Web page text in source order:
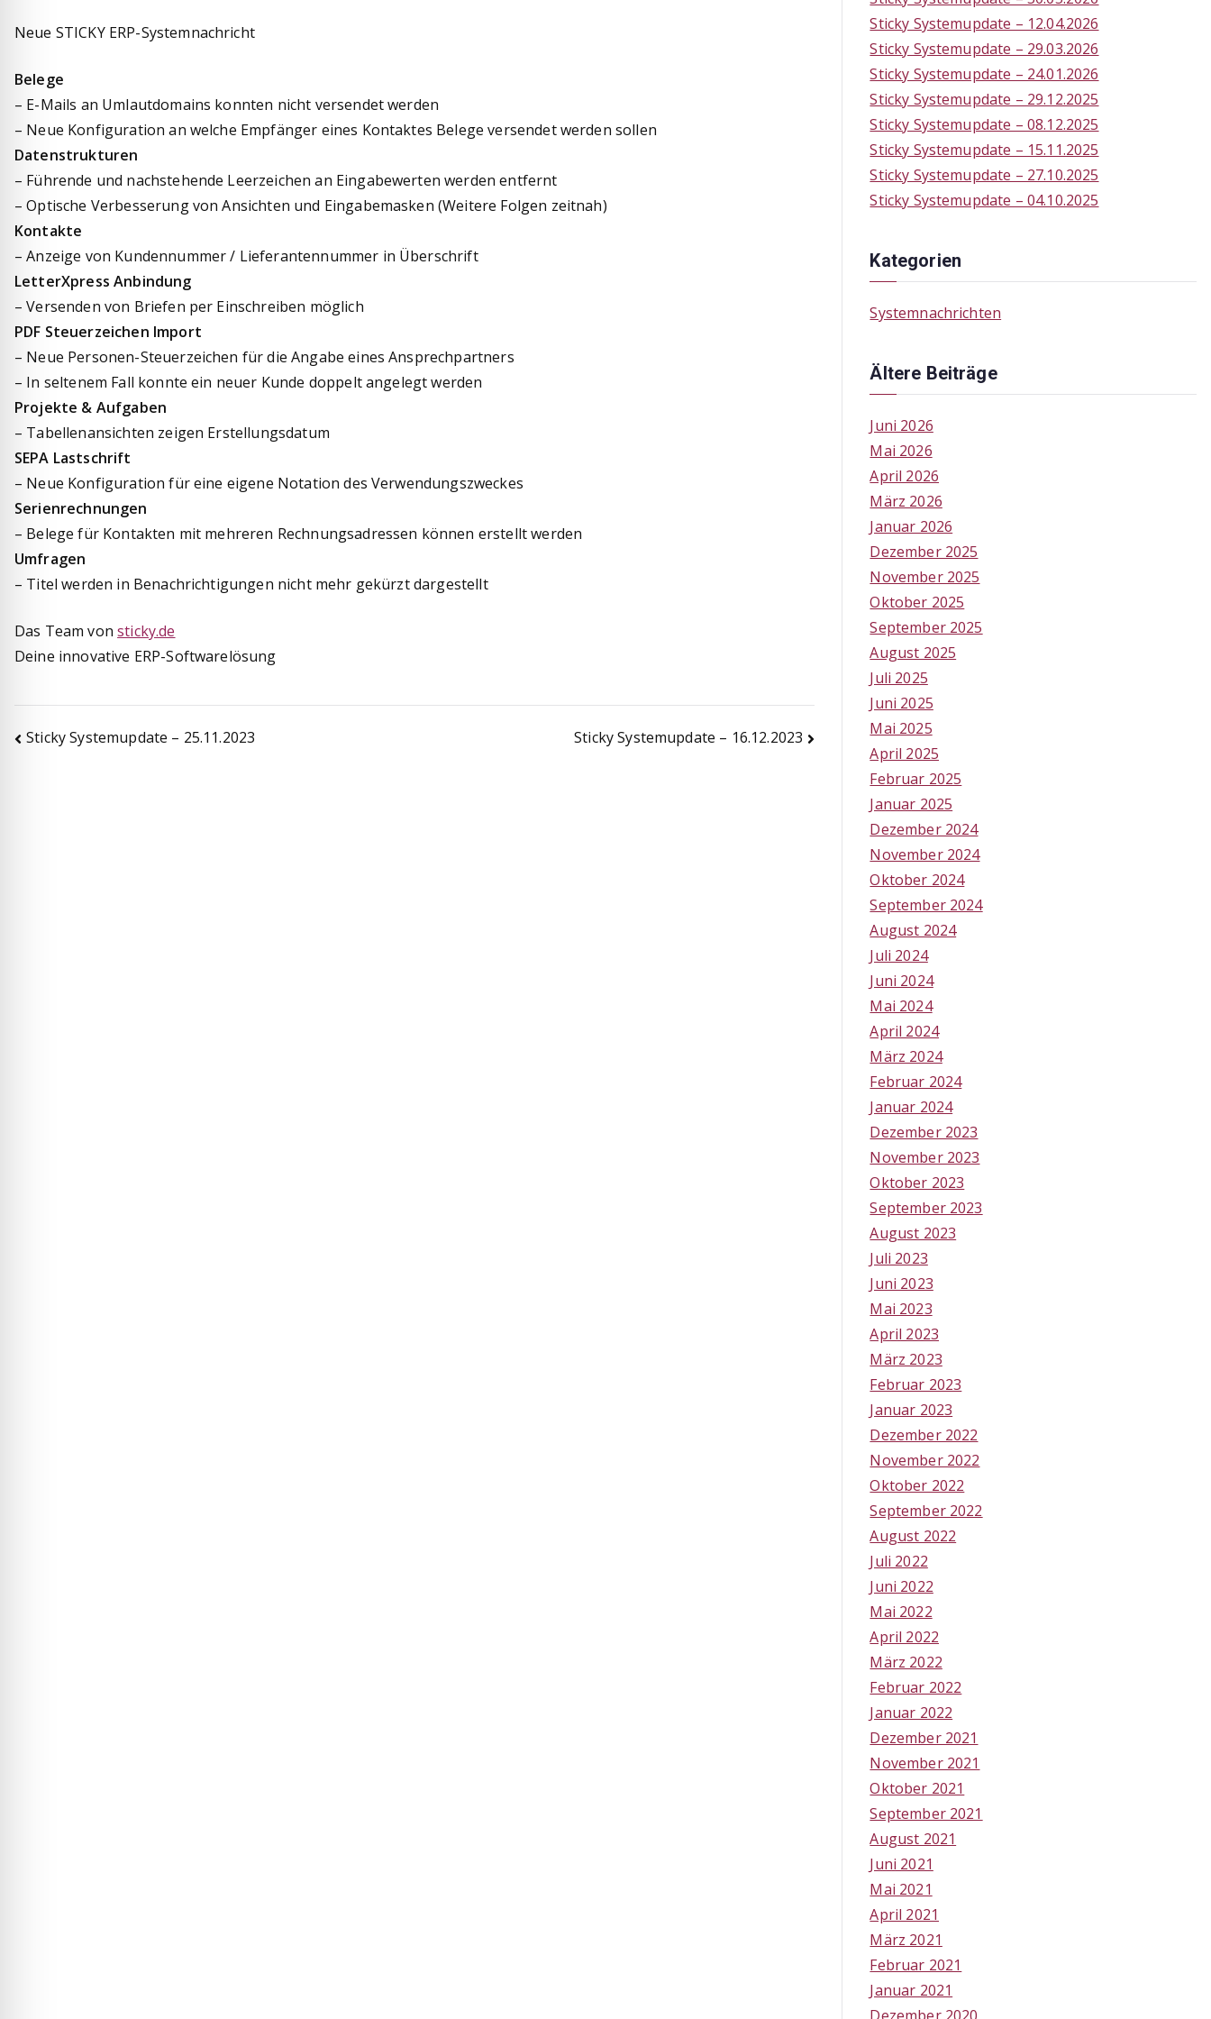
Neue STICKY ERP-Systemnachricht
Belege
– E-Mails an Umlautdomains konnten nicht versendet werden
– Neue Konfiguration an welche Empfänger eines Kontaktes Belege versendet werden sollen
Datenstrukturen
– Führende und nachstehende Leerzeichen an Eingabewerten werden entfernt
– Optische Verbesserung von Ansichten und Eingabemasken (Weitere Folgen zeitnah)
Kontakte
– Anzeige von Kundennummer / Lieferantennummer in Überschrift
LetterXpress Anbindung
– Versenden von Briefen per Einschreiben möglich
PDF Steuerzeichen Import
– Neue Personen-Steuerzeichen für die Angabe eines Ansprechpartners
– In seltenem Fall konnte ein neuer Kunde doppelt angelegt werden
Projekte & Aufgaben
– Tabellenansichten zeigen Erstellungsdatum
SEPA Lastschrift
– Neue Konfiguration für eine eigene Notation des Verwendungszweckes
Serienrechnungen
– Belege für Kontakten mit mehreren Rechnungsadressen können erstellt werden
Umfragen
– Titel werden in Benachrichtigungen nicht mehr gekürzt dargestellt
Das Team vonsticky.de
Deine innovative ERP-Softwarelösung
Beitragsnavigation
Sticky Systemupdate – 25.11.2023 Sticky Systemupdate – 16.12.2023
Sticky Systemupdate – 12.04.2026
Sticky Systemupdate – 29.03.2026
Sticky Systemupdate – 24.01.2026
Sticky Systemupdate – 29.12.2025
Sticky Systemupdate – 08.12.2025
Sticky Systemupdate – 15.11.2025
Sticky Systemupdate – 27.10.2025
Sticky Systemupdate – 04.10.2025
Kategorien
Systemnachrichten
Ältere Beiträge
Juni 2026
Mai 2026
April 2026
März 2026
Januar 2026
Dezember 2025
November 2025
Oktober 2025
September 2025
August 2025
Juli 2025
Juni 2025
Mai 2025
April 2025
Februar 2025
Januar 2025
Dezember 2024
November 2024
Oktober 2024
September 2024
August 2024
Juli 2024
Juni 2024
Mai 2024
April 2024
März 2024
Februar 2024
Januar 2024
Dezember 2023
November 2023
Oktober 2023
September 2023
August 2023
Juli 2023
Juni 2023
Mai 2023
April 2023
März 2023
Februar 2023
Januar 2023
Dezember 2022
November 2022
Oktober 2022
September 2022
August 2022
Juli 2022
Juni 2022
Mai 2022
April 2022
März 2022
Februar 2022
Januar 2022
Dezember 2021
November 2021
Oktober 2021
September 2021
August 2021
Juni 2021
Mai 2021
April 2021
März 2021
Februar 2021
Januar 2021